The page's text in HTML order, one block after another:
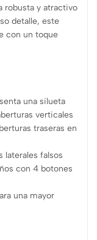
robusta y atractivo
detalle, este
con un toque
una silueta
verticales
traseras en
laterales falsos
con 4 botones
una mayor